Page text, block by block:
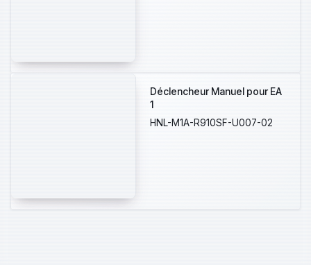
Déclencheur Manuel pour EA
1
HNL-M1A-R910SF-U007-02